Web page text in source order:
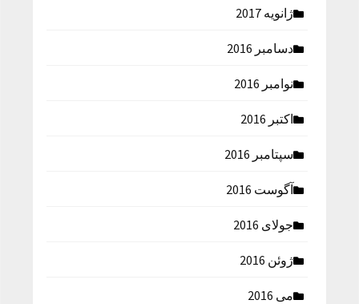
ژانویه 2017
دسامبر 2016
نوامبر 2016
اکتبر 2016
سپتامبر 2016
آگوست 2016
جولای 2016
ژوئن 2016
می 2016